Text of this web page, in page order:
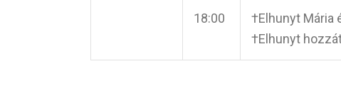
18:00
†Elhunyt Mária
†Elhunyt